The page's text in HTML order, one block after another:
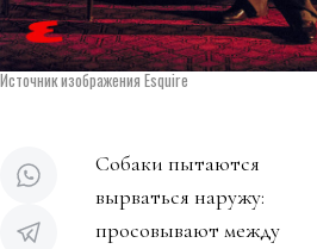
Источник изображения Esquire
Собаки пытаются
вырваться наружу:
просовывают между